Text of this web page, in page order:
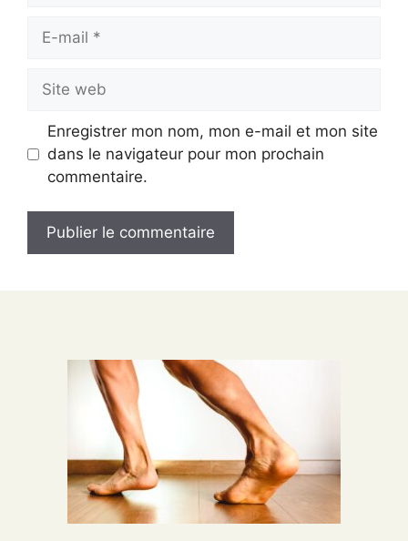
mail
web
Enregistrer mon nom, mon e-mail et mon site
dans le navigateur pour mon prochain
commentaire.